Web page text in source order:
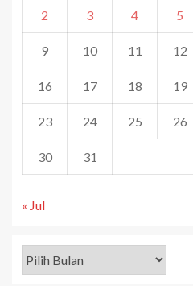
2 3 4 5
9 10 11 12
16 17 18 19
23 24 25 26
30 31
« Jul